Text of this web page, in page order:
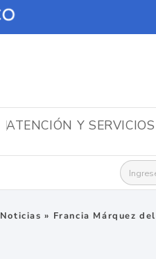
ATENCIÓN Y
Noticias » Francia Márquez